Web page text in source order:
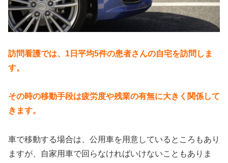
訪問看護では、1日平均5件の患者さんの自宅を訪問しま
す。
その時の移動手段は疲労度や残業の有無に大きく関係して
きます。
車で移動する場合は、公用車を用意しているところもあり
ますが、自家用車で回らなければいけないこともありま